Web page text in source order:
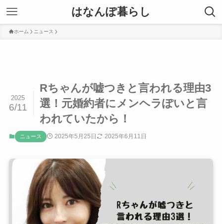
はなんぽ暮らし
ホーム ニュース
Rちゃんが嘘つきと言われる理由3
選！元婚約者にメンヘラぽいと言
われていたから！
2025
6/11
ニュース 2025年5月25日 2025年6月11日